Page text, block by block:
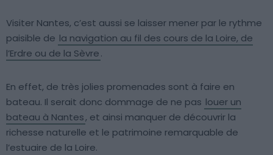
Visiter Nantes, c’est aussi se laisser mener par le rythme
paisible de la navigation au fil des cours de la Loire, de
l’Erdre ou de la Sèvre.
En effet, de très jolies promenades sont à faire en
bateau. Il serait donc dommage de ne pas louer un
bateau à Nantes, et ainsi manquer de découvrir la
richesse naturelle et le patrimoine remarquable de
l’estuaire de la Loire.